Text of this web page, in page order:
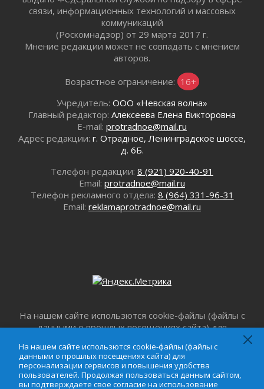
02 августа 2026
В Ивангороде назвали новых почетных
граждан Ленинградской области
02 августа 2026
02 августа 2026
отправили на реставрацию
02 августа 2026
Ленобласть внедрила передовую подготовку
операторов БПЛА
В Ивангороде появилась «Избушка-
воробушка»
02 августа 2026
Юхла, мука, кантеле и Водяной
В Ленобласти открылась экспозиция к 150-
летию Билибина
Лето без гаджетов
01 августа 2026
Болезнь девственниц и вампиров
01 августа 2026
Безмолвный крик о помощи
01 августа 2026
связи, информационных технологий и массовых
коммуникаций
(Роскомнадзор) от 29 марта 2017 г.
Мнение редакции может не совпадать с мнением
авторов.
Возрастное ограничение: 16+
Учредитель: ООО «Невская волна»
Главный редактор: Алексеева Елена Викторовна
E-mail: protradnoe@mail.ru
Адрес редакции: г. Отрадное, Ленинградское шоссе,
д. 6Б.
Телефон редакции: 8 (921) 920-40-91
Email: protradnoe@mail.ru
Телефон рекламного отдела: 8 (964) 331-96-31
Email: reklamaprotradnoe@mail.ru
На нашем сайте использются cookie-файлы (файлы с
данными о прошлых посещениях сайта) для
пользователей. Продолжая пользоваться данным
сайтом, вы подтверждаете свое согласие на
использование файлов cookie в соответствии с
настоящим уведомлением,Пользовательским
На нашем сайте использются cookie-файлы (файлы с
данными о прошлых посещениях сайта) для
персонализации сервисов и повышения удобства
пользователей. Продолжая пользоваться данным сайтом,
вы подтверждаете свое согласие на использование